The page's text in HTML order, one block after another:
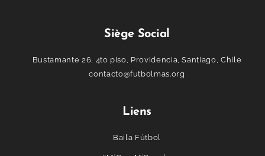
Siège Social
Bustamante 26, 4to piso, Providencia, Santiago, Chile
contacto@futbolmas.org
Liens
Baila Fútbol